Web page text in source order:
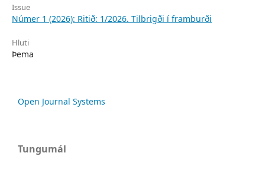
Issue
Númer 1 (2026): Ritið: 1/2026. Tilbrigði í framburði
Hluti
Þema
Open Journal Systems
Tungumál